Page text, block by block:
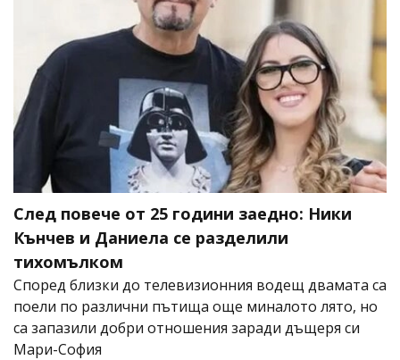
След повече от 25 години заедно: Ники
Кънчев и Даниела се разделили
тихомълком
Според близки до телевизионния водещ двамата са
поели по различни пътища още миналото лято, но
са запазили добри отношения заради дъщеря си
Мари-София